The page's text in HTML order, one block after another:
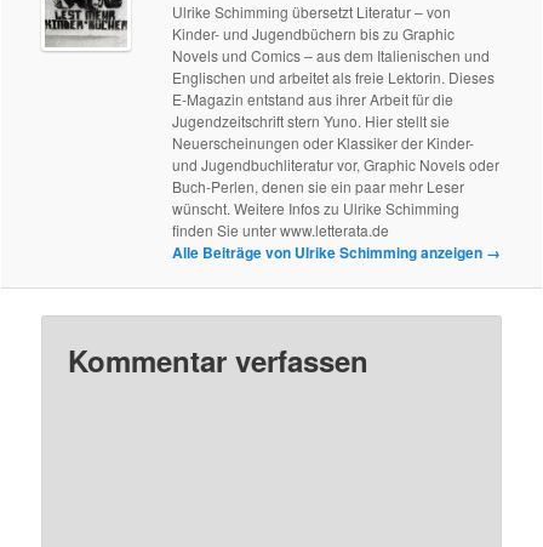
Ulrike Schimming übersetzt Literatur – von
Kinder- und Jugendbüchern bis zu Graphic
Novels und Comics – aus dem Italienischen und
Englischen und arbeitet als freie Lektorin. Dieses
E-Magazin entstand aus ihrer Arbeit für die
Jugendzeitschrift stern Yuno. Hier stellt sie
Neuerscheinungen oder Klassiker der Kinder-
und Jugendbuchliteratur vor, Graphic Novels oder
Buch-Perlen, denen sie ein paar mehr Leser
wünscht. Weitere Infos zu Ulrike Schimming
finden Sie unter www.letterata.de
Alle Beiträge von Ulrike Schimming anzeigen →
Kommentar verfassen